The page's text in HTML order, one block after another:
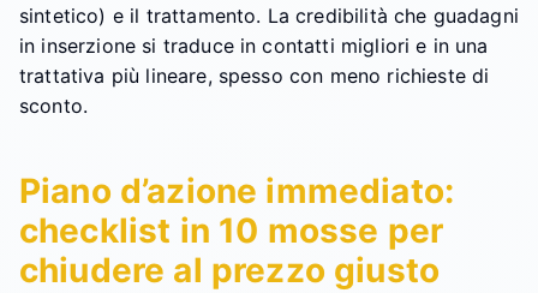
sintetico) e il trattamento. La credibilità che guadagni
in inserzione si traduce in contatti migliori e in una
trattativa più lineare, spesso con meno richieste di
sconto.
Piano d’azione immediato:
checklist in 10 mosse per
chiudere al prezzo giusto